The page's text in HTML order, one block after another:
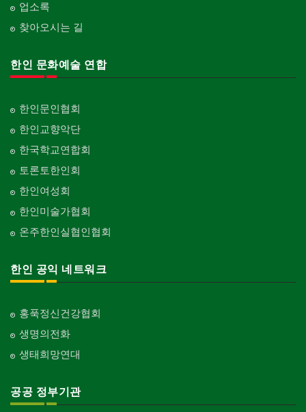
업소록
찾아오시는 길
한인 문화예술 연합
한인문인협회
한인교향악단
한국학교연합회
토론토한인회
한인여성회
한인미술가협회
온주한인실협인협회
한인 공익 네트워크
홍푹정신건강협회
생명의전화
생태희망연대
공공 정부기관